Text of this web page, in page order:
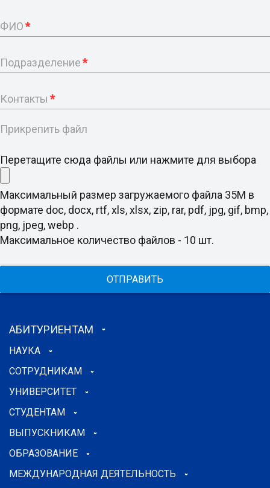
ФИО*
Подразделение*
Контакты *
Прикрепить файл
Перетащите сюда файлы или нажмите для выбора
Максимальный размер загружаемого файла 35M в
формате doc, docx, rtf, xls, xlsx, zip, rar, pdf, jpg, gif, bmp,
png, jpeg, webp .
Максимальное количество файлов - 10 шт.
ОТПРАВИТЬ
АБИТУРИЕНТАМ
НАУКА
СОТРУДНИКАМ
УНИВЕРСИТЕТ
СТУДЕНТАМ
ВЫПУСКНИКАМ
ОБРАЗОВАНИЕ
МЕЖДУНАРОДНАЯ ДЕЯТЕЛЬНОСТЬ